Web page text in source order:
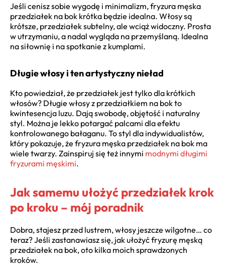
Jeśli cenisz sobie wygodę i minimalizm, fryzura męska
przedziałek na bok krótka będzie idealna. Włosy są
krótsze, przedziałek subtelny, ale wciąż widoczny. Prosta
w utrzymaniu, a nadal wygląda na przemyślaną. Idealna
na siłownię i na spotkanie z kumplami.
Długie włosy i ten artystyczny nieład
Kto powiedział, że przedziałek jest tylko dla krótkich
włosów? Długie włosy z przedziałkiem na bok to
kwintesencja luzu. Dają swobodę, objętość i naturalny
styl. Można je lekko potargać palcami dla efektu
kontrolowanego bałaganu. To styl dla indywidualistów,
który pokazuje, że fryzura męska przedziałek na bok ma
wiele twarzy. Zainspiruj się też innymi modnymi długimi
fryzurami męskimi.
Jak samemu ułożyć przedziałek krok
po kroku – mój poradnik
Dobra, stajesz przed lustrem, włosy jeszcze wilgotne… co
teraz? Jeśli zastanawiasz się, jak ułożyć fryzurę męską
przedziałek na bok, oto kilka moich sprawdzonych
kroków.